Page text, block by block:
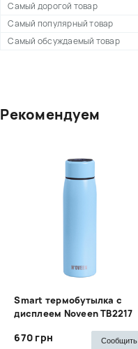
Самый дорогой товар
Самый популярный товар
Самый обсуждаемый товар
Рекомендуем
Smart термобутылка с
дисплеем Noveen TB2217
670 грн Сообщить